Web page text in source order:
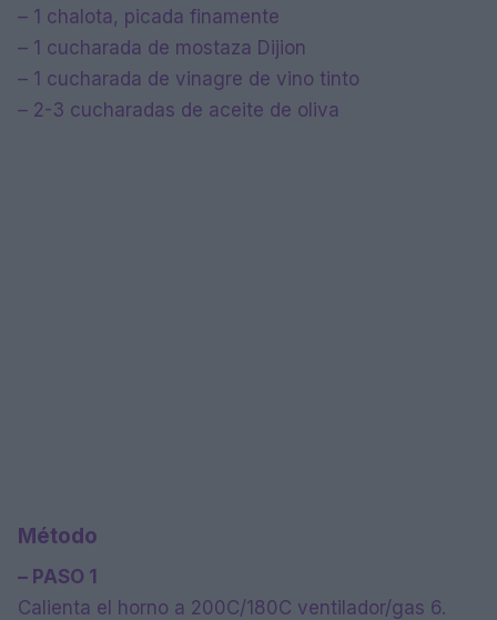
– 1 chalota, picada finamente
– 1 cucharada de mostaza Dijion
– 1 cucharada de vinagre de vino tinto
– 2-3 cucharadas de aceite de oliva
Método
– PASO 1
Calienta el horno a 200C/180C ventilador/gas 6.